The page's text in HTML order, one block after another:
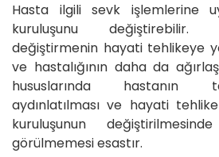
Hasta ilgili sevk işlemlerine
kuruluşunu değiştirebilir.
değiştirmenin hayati tehlikeye
ve hastalığının daha da
hususlarında hastanın
aydınlatılması ve hayati
kuruluşunun
görülmemesi esastır.